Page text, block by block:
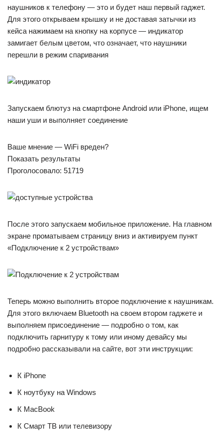
наушников к телефону — это и будет наш первый гаджет.
Для этого открываем крышку и не доставая затычки из
кейса нажимаем на кнопку на корпусе — индикатор
замигает белым цветом, что означает, что наушники
перешли в режим спаривания
Запускаем блютуз на смартфоне Android или iPhone, ищем
наши уши и выполняет соединение
Ваше мнение — WiFi вреден?
Показать результаты
Проголосовало: 51719
После этого запускаем мобильное приложение. На главном
экране проматываем страницу вниз и активируем пункт
«Подключение к 2 устройствам»
Теперь можно выполнить второе подключение к наушникам.
Для этого включаем Bluetooth на своем втором гаджете и
выполняем присоединение — подробно о том, как
подключить гарнитуру к тому или иному девайсу мы
подробно рассказывали на сайте, вот эти инструкции:
К iPhone
К ноутбуку на Windows
К MacBook
К Смарт ТВ или телевизору